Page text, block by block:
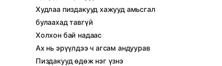
Худлаа пиздакууд хажууд амьсгал
булаахад тавгүй
Холхон бай надаас
Ах нь эрүүлдээ ч агсам андуурав
Пиздакууд өдөж нэг үзнэ